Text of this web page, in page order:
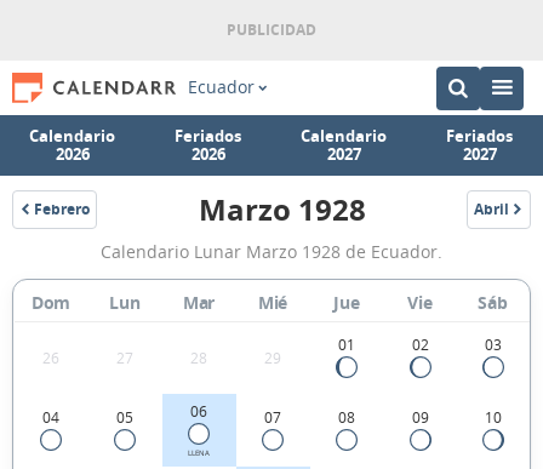
Ecuador
Calendario
2026
Feriados
2026
Calendario
2027
Feriados
2027
Febrero
1928
Calendario
Lunar
Marzo
Ecuador.
Marzo 1928 Abril
1928
Calendario Lunar Marzo 1928 de Ecuador.
Dom Lun Mar Mié Jue Vie Sáb
26 27 28 29
01 02 03
04 05 06
LLENA
07 08 09 10